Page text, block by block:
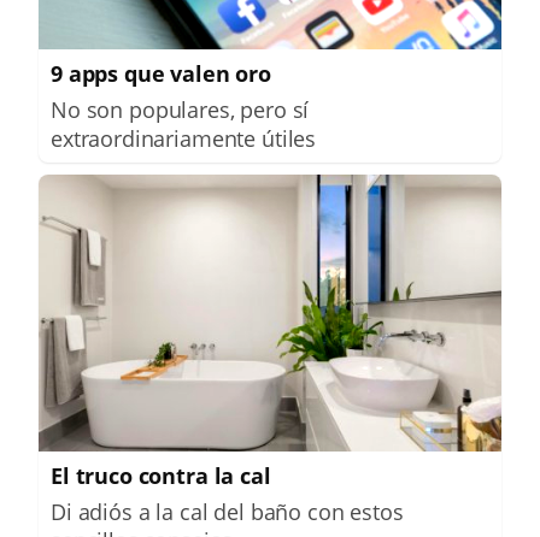
9 apps que valen oro
No son populares, pero sí
extraordinariamente útiles
El truco contra la cal
Di adiós a la cal del baño con estos